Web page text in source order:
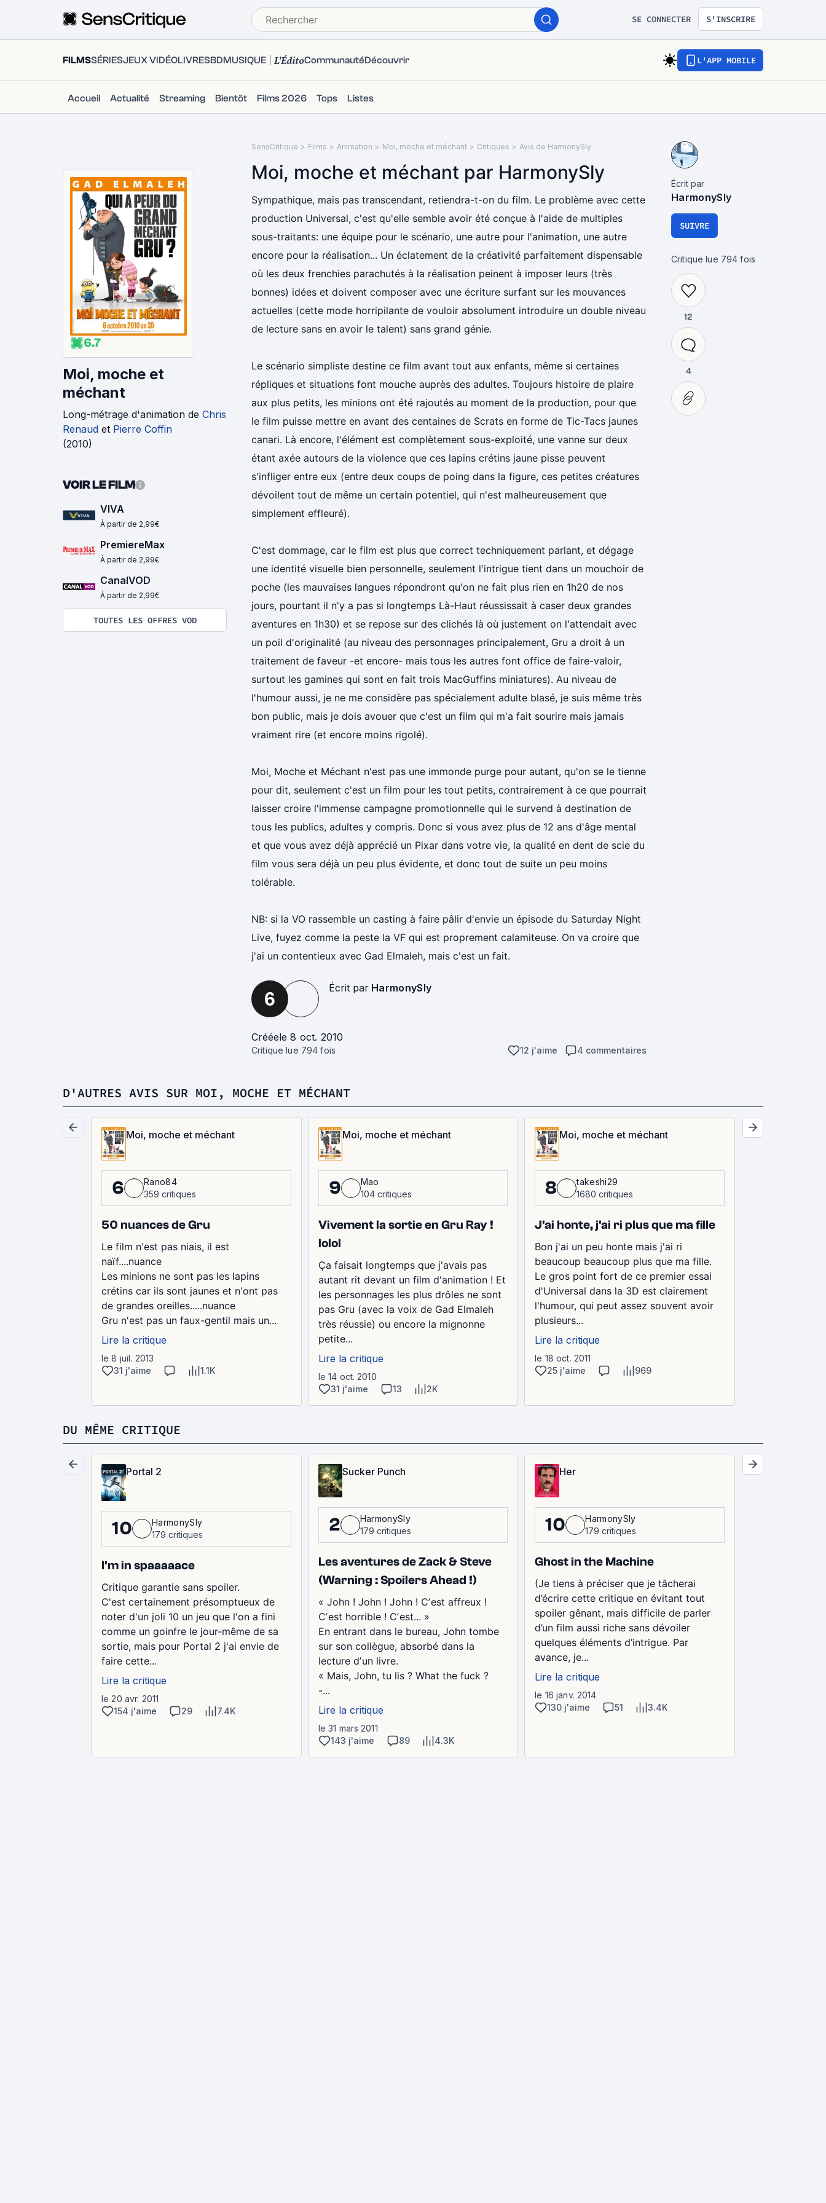
SE CONNECTER S'INSCRIRE
FILMSSÉRIESJEUX VIDÉOLIVRESBDMUSIQUE L'ÉditoCommunautéDécouvrir L'APP MOBILE
Accueil Actualité Streaming Bientôt Films 2026 Tops Listes
6.7
Moi, moche et
méchant
Long-métrage d'animation de Chris
Renaud et Pierre Coffin
(2010)
VOIR LE FILM
VIVA
À partir de 2,99€
PremiereMax
À partir de 2,99€
CanalVOD
À partir de 2,99€
TOUTES LES OFFRES VOD
SensCritique > Films > Animation > Moi, moche et méchant > Critiques > Avis de HarmonySly
Moi, moche et méchant par HarmonySly
Sympathique, mais pas transcendant, retiendra-t-on du film. Le problème avec cette
production Universal, c'est qu'elle semble avoir été conçue à l'aide de multiples
sous-traitants: une équipe pour le scénario, une autre pour l'animation, une autre
encore pour la réalisation... Un éclatement de la créativité parfaitement dispensable
où les deux frenchies parachutés à la réalisation peinent à imposer leurs (très
bonnes) idées et doivent composer avec une écriture surfant sur les mouvances
actuelles (cette mode horripilante de vouloir absolument introduire un double niveau
de lecture sans en avoir le talent) sans grand génie.
Le scénario simpliste destine ce film avant tout aux enfants, même si certaines
répliques et situations font mouche auprès des adultes. Toujours histoire de plaire
aux plus petits, les minions ont été rajoutés au moment de la production, pour que
le film puisse mettre en avant des centaines de Scrats en forme de Tic-Tacs jaunes
canari. Là encore, l'élément est complètement sous-exploité, une vanne sur deux
étant axée autours de la violence que ces lapins crétins jaune pisse peuvent
s'infliger entre eux (entre deux coups de poing dans la figure, ces petites créatures
dévoilent tout de même un certain potentiel, qui n'est malheureusement que
simplement effleuré).
C'est dommage, car le film est plus que correct techniquement parlant, et dégage
une identité visuelle bien personnelle, seulement l'intrigue tient dans un mouchoir de
poche (les mauvaises langues répondront qu'on ne fait plus rien en 1h20 de nos
jours, pourtant il n'y a pas si longtemps Là-Haut réussissait à caser deux grandes
aventures en 1h30) et se repose sur des clichés là où justement on l'attendait avec
un poil d'originalité (au niveau des personnages principalement, Gru a droit à un
traitement de faveur -et encore- mais tous les autres font office de faire-valoir,
surtout les gamines qui sont en fait trois MacGuffins miniatures). Au niveau de
l'humour aussi, je ne me considère pas spécialement adulte blasé, je suis même très
bon public, mais je dois avouer que c'est un film qui m'a fait sourire mais jamais
vraiment rire (et encore moins rigolé).
Moi, Moche et Méchant n'est pas une immonde purge pour autant, qu'on se le tienne
pour dit, seulement c'est un film pour les tout petits, contrairement à ce que pourrait
laisser croire l'immense campagne promotionnelle qui le survend à destination de
tous les publics, adultes y compris. Donc si vous avez plus de 12 ans d'âge mental
et que vous avez déjà apprécié un Pixar dans votre vie, la qualité en dent de scie du
film vous sera déjà un peu plus évidente, et donc tout de suite un peu moins
tolérable.
NB: si la VO rassemble un casting à faire pâlir d'envie un épisode du Saturday Night
Live, fuyez comme la peste la VF qui est proprement calamiteuse. On va croire que
j'ai un contentieux avec Gad Elmaleh, mais c'est un fait.
6 Écrit par HarmonySly
Crééele 8 oct. 2010
Critique lue 794 fois 12 j'aime 4 commentaires
Écrit par
HarmonySly
SUIVRE
Critique lue 794 fois
12
4
D'AUTRES AVIS SUR MOI, MOCHE ET MÉCHANT
Moi, moche et méchant
6
Rano84
359 critiques
50 nuances de Gru
Le film n'est pas niais, il est
naïf....nuance
Les minions ne sont pas les lapins
crétins car ils sont jaunes et n'ont pas
de grandes oreilles.....nuance
Gru n'est pas un faux-gentil mais un...
Lire la critique
le 8 juil. 2013
31 j'aime
1.1K
Moi, moche et méchant
9
Mao
104 critiques
Vivement la sortie en Gru Ray !
lolol
Ça faisait longtemps que j'avais pas
autant rit devant un film d'animation ! Et
les personnages les plus drôles ne sont
pas Gru (avec la voix de Gad Elmaleh
très réussie) ou encore la mignonne
petite...
Lire la critique
le 14 oct. 2010
31 j'aime
13 2K
Moi, moche et méchant
8
takeshi29
1680 critiques
J'ai honte, j'ai ri plus que ma fille
Bon j'ai un peu honte mais j'ai ri
beaucoup beaucoup plus que ma fille.
Le gros point fort de ce premier essai
d'Universal dans la 3D est clairement
l'humour, qui peut assez souvent avoir
plusieurs...
Lire la critique
le 18 oct. 2011
25 j'aime
969
DU MÊME CRITIQUE
Portal 2
10
HarmonySly
179 critiques
I'm in spaaaaace
Critique garantie sans spoiler.
C'est certainement présomptueux de
noter d'un joli 10 un jeu que l'on a fini
comme un goinfre le jour-même de sa
sortie, mais pour Portal 2 j'ai envie de
faire cette...
Lire la critique
le 20 avr. 2011
154 j'aime
29 7.4K
Sucker Punch
2
HarmonySly
179 critiques
Les aventures de Zack & Steve
(Warning : Spoilers Ahead !)
« John ! John ! John ! Cʼest affreux !
Cʼest horrible ! Cʼest... »
En entrant dans le bureau, John tombe
sur son collègue, absorbé dans la
lecture dʼun livre.
« Mais, John, tu lis ? What the fuck ?
-...
Lire la critique
le 31 mars 2011
143 j'aime
89 4.3K
Her
10
HarmonySly
179 critiques
Ghost in the Machine
(Je tiens à préciser que je tâcherai
d’écrire cette critique en évitant tout
spoiler gênant, mais difficile de parler
d’un film aussi riche sans dévoiler
quelques éléments d’intrigue. Par
avance, je...
Lire la critique
le 16 janv. 2014
130 j'aime
51 3.4K